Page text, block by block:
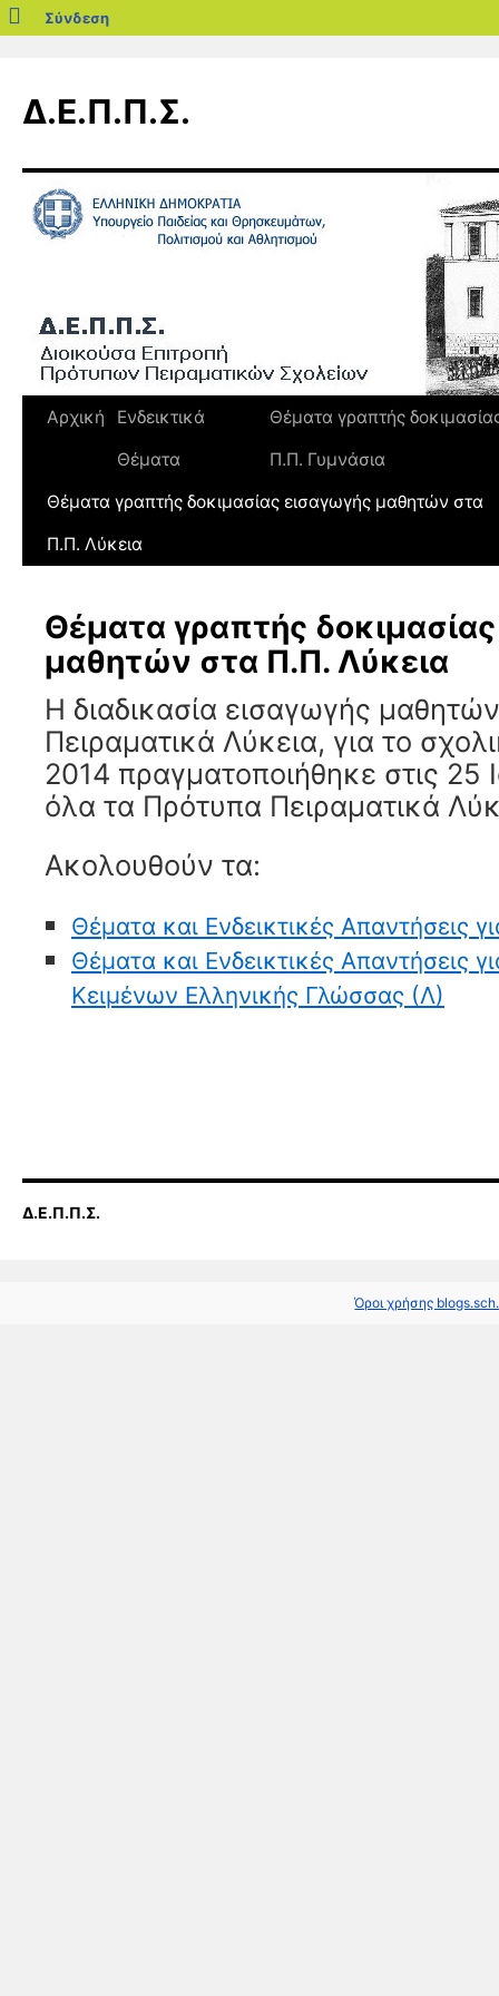
blogs.sch.gr
Σύνδεση
περιεχόμενο
Δ.Ε.Π.Π.Σ.
Αρχική
Ενδεικτικά
Θέματα
Θέματα γραπτής
Π.Π. Γυμνάσια
Θέματα γραπτής δοκιμασίας εισαγωγής μαθητών στα
Π.Π. Λύκεια
Θέματα γραπτής
μαθητών στα Π.Π. Λύκεια
Η διαδικασία εισαγωγής
Πειραματικά Λύκεια, για το
2014 πραγματοποιήθηκε στις 25
όλα τα Πρότυπα Πειραματικά
Ακολουθούν τα:
Θέματα και Ενδεικτικές Απαντήσεις
Θέματα και Ενδεικτικές Απαντήσεις
Κειμένων Ελληνικής Γλώσσας (Λ)
Δ.Ε.Π.Π.Σ.
Όροι χρήσης